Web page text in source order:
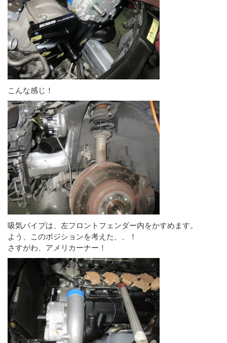
こんな感じ！
吸気パイプは、左フロントフェンダー内をかすめます。
よう、このポジションを考えた、、！
さすがわ、アメリカーナー！